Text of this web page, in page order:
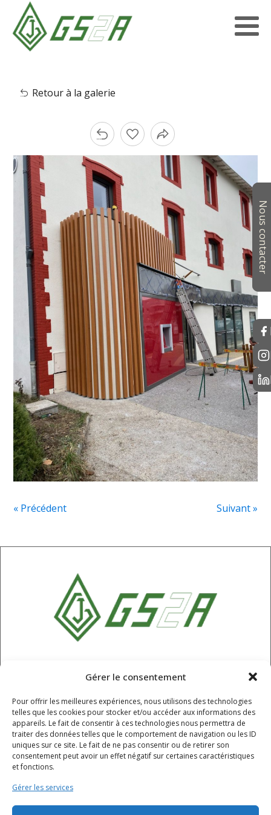
Gérer le consentement
Pour offrir les meilleures expériences, nous utilisons des technologies
telles que les cookies pour stocker et/ou accéder aux informations des
appareils. Le fait de consentir à ces technologies nous permettra de
traiter des données telles que le comportement de navigation ou les ID
uniques sur ce site. Le fait de ne pas consentir ou de retirer son
consentement peut avoir un effet négatif sur certaines caractéristiques
et fonctions.
Gérer les services
Retour à la galerie
« Précédent Suivant »
SARL GS2A
Puy-de-Dôme, 63720
04 73 68 61 55
contact@gs2a.fr
Nous contacter